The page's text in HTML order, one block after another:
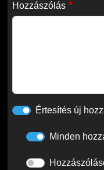
Hozzászólás
Értesítés új
Minden